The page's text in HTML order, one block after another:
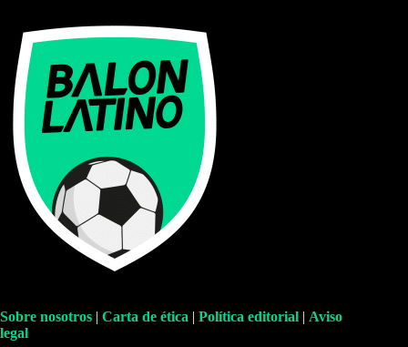
Sobre nosotros | Carta de ética | Política editorial | Aviso
legal